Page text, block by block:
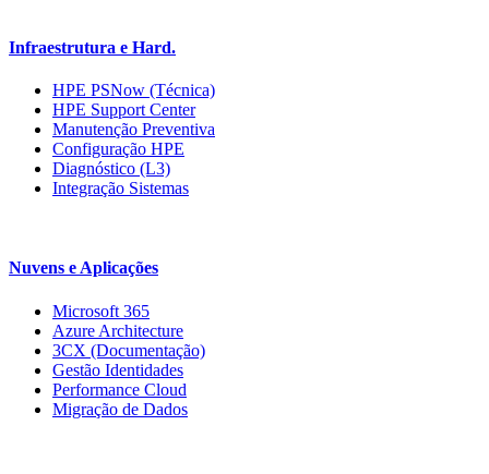
Infraestrutura e Hard.
HPE PSNow (Técnica)
HPE Support Center
Manutenção Preventiva
Configuração HPE
Diagnóstico (L3)
Integração Sistemas
Nuvens e Aplicações
Microsoft 365
Azure Architecture
3CX (Documentação)
Gestão Identidades
Performance Cloud
Migração de Dados